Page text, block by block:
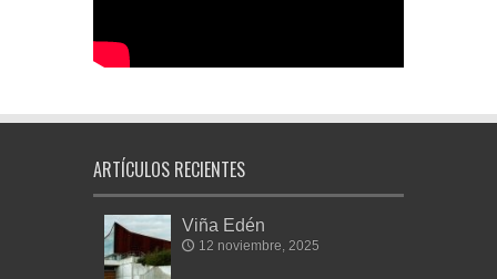
ARTÍCULOS RECIENTES
Viña Edén
12 noviembre, 2025